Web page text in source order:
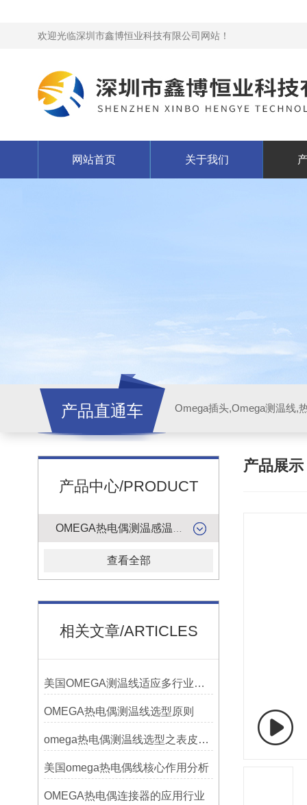
欢迎光临深圳市鑫博恒业科技有限公司网站！
网站首页 关于我们
产品直通车
产品中心/PRODUCT
查看全部
相关文章/ARTICLES
美国OMEGA测温线适应多行业需求
OMEGA热电偶测温线选型原则
omega热电偶测温线选型之表皮绝缘耐温
美国omega热电偶线核心作用分析
OMEGA热电偶连接器的应用行业
产品展示